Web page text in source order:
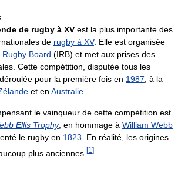
de rugby à XV est la plus importante des
de rugby à XV. Elle est organisée
Board (IRB) et met aux prises des
Cette compétition, disputée tous les
pour la première fois en 1987 , à la
et en Australie
le vainqueur de cette compétition est
Ellis Trophy, en hommage à William Webb
le rugby en 1823 . En réalité, les origines
plus anciennes. [1 ]